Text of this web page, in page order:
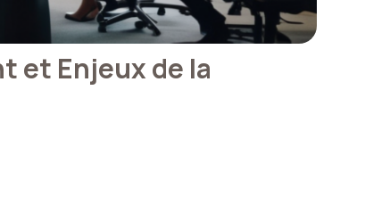
et Enjeux de la